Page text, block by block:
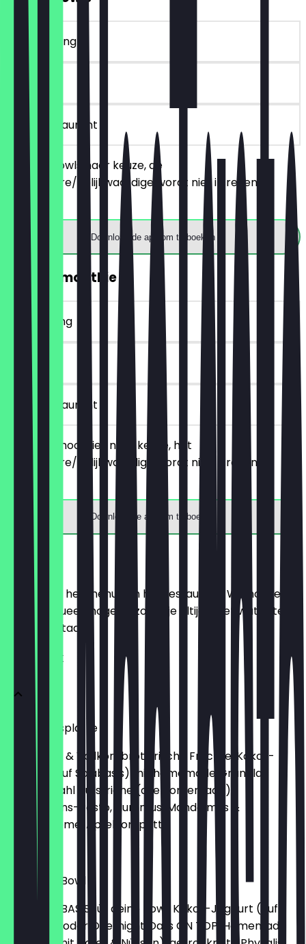
~€ 14 korting
90 dagen
in het restaurant
Bestel 2 bowls naar keuze, de
goedkopere/gelijkwaardige wordt niet in rekening
gebracht.
Download de app om te boeken
2voor1 Smoothie
~€ 7 korting
90 dagen
in het restaurant
Bestel 2 smoothies naar keuze, het
goedkopere/gelijkwaardige wordt niet in rekening
gebracht.
Download de app om te boeken
Menu
Hier vind je het menu van het restaurant. We houden
het zo actueel mogelijk, zodat je altijd weet wat je te
wachten staat.
FRÜHSTÜCK
Frühstücksplatte
Sauerteig- & Vollkornbrot, frische Früchte, Kokos-
Joghurt (auf Soiabasis) mit homemade Granola,
Käseauswahl Aufstriche (alle homemade):
Microgreens-Pesto, Hummus, Mandelmus &
Schokocreme, Apfelkompott
€ 14,50
Breakfast Bowl
Wähle die BASIS für deine Bowl: Kokos-Joghurt (auf
Sojabasis) oder Overnight Oats ON TOP: Homemade